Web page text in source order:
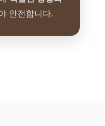
안전합니다.